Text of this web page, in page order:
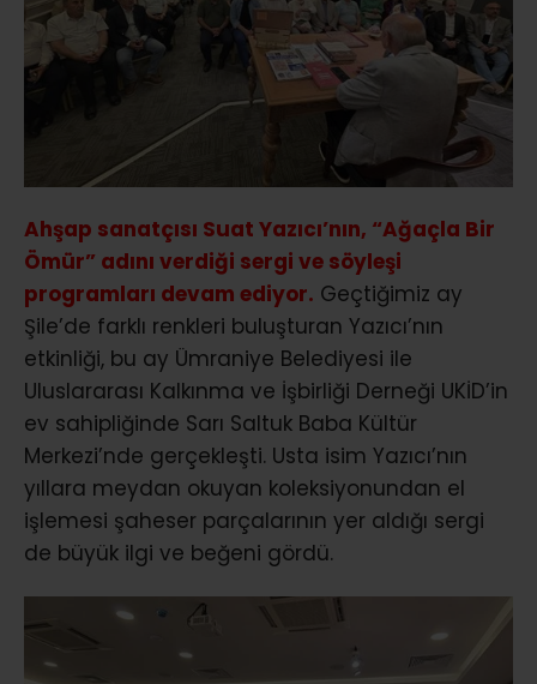
Ahşap sanatçısı Suat Yazıcı’nın, “Ağaçla Bir
Ömür” adını verdiği sergi ve söyleşi
programları devam ediyor. Geçtiğimiz ay
Şile’de farklı renkleri buluşturan Yazıcı’nın
etkinliği, bu ay Ümraniye Belediyesi ile
Uluslararası Kalkınma ve İşbirliği Derneği UKİD’in
ev sahipliğinde Sarı Saltuk Baba Kültür
Merkezi’nde gerçekleşti. Usta isim Yazıcı’nın
yıllara meydan okuyan koleksiyonundan el
işlemesi şaheser parçalarının yer aldığı sergi
de büyük ilgi ve beğeni gördü.